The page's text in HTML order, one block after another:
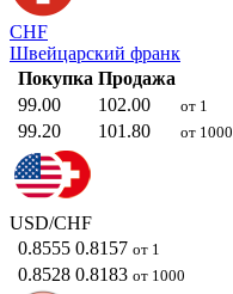
CHF
Швейцарский франк
Покупка Продажа
99.00
102.00 от 1
99.20 101.80 от 1000
USD/CHF
0.8555 0.8157 от 1
0.8528 0.8183 от 1000